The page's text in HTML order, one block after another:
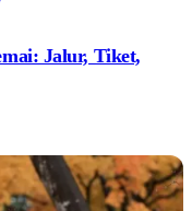
Jalur, Tiket,